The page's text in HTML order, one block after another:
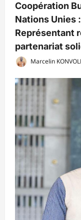
Coopération
Nations Unies
Représentant
partenariat
Marcelin